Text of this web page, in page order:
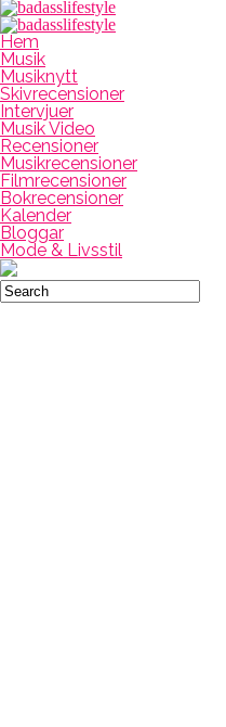
Hem
Musik
Musiknytt
Skivrecensioner
Intervjuer
Musik Video
Recensioner
Musikrecensioner
Filmrecensioner
Bokrecensioner
Kalender
Bloggar
Mode & Livsstil